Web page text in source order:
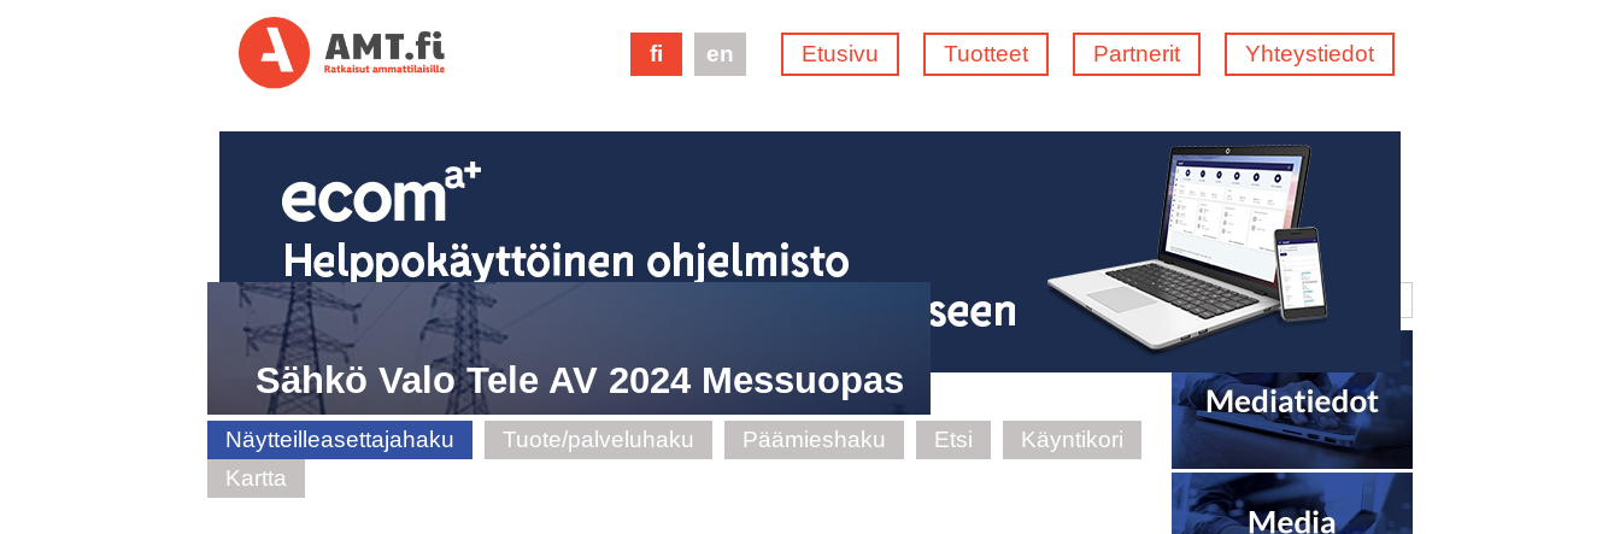
Etusivu Tuotteet Partnerit Yhteystiedot
fi en
Sähkö Valo Tele AV 2024 Messuopas
Näytteilleasettajahaku Tuote/palveluhaku Päämieshaku Etsi
Käyntikori
Kartta